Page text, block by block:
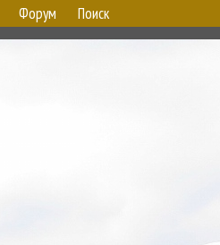
Форум Поиск